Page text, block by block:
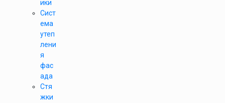
ики
Сист
ема
утеп
лени
я
фас
ада
Стя
жки